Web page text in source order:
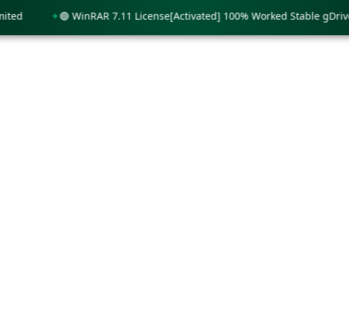
🟢 WinRAR 7.11 License[Activated] 100% Worked Stable gDrive